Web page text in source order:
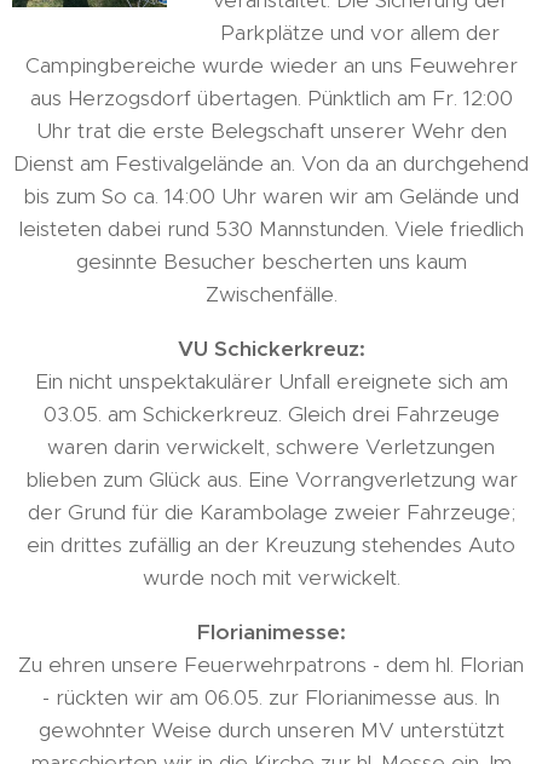
Parkplätze und vor allem der
Campingbereiche wurde wieder an uns Feuwehrer
aus Herzogsdorf übertagen. Pünktlich am Fr. 12:00
Uhr trat die erste Belegschaft unserer Wehr den
Dienst am Festivalgelände an. Von da an durchgehend
bis zum So ca. 14:00 Uhr waren wir am Gelände und
leisteten dabei rund 530 Mannstunden. Viele friedlich
gesinnte Besucher bescherten uns kaum
Zwischenfälle.
VU Schickerkreuz:
Ein nicht unspektakulärer Unfall ereignete sich am
03.05. am Schickerkreuz. Gleich drei Fahrzeuge
waren darin verwickelt, schwere Verletzungen
blieben zum Glück aus. Eine Vorrangverletzung war
der Grund für die Karambolage zweier Fahrzeuge;
ein drittes zufällig an der Kreuzung stehendes Auto
wurde noch mit verwickelt.
Florianimesse:
Zu ehren unsere Feuerwehrpatrons - dem hl. Florian
- rückten wir am 06.05. zur Florianimesse aus. In
gewohnter Weise durch unseren MV unterstützt